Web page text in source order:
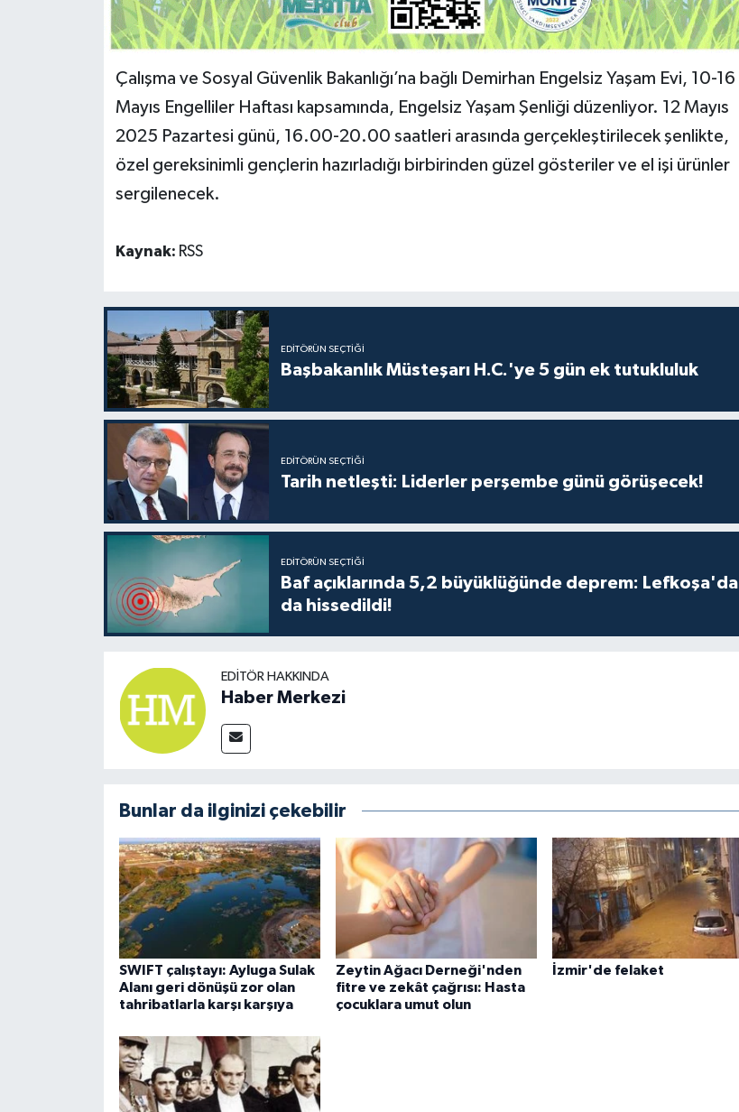
Çalışma ve Sosyal Güvenlik Bakanlığı’na bağlı Demirhan Engelsiz Yaşam Evi, 10-16
Mayıs Engelliler Haftası kapsamında, Engelsiz Yaşam Şenliği düzenliyor. 12 Mayıs
2025 Pazartesi günü, 16.00-20.00 saatleri arasında gerçekleştirilecek şenlikte,
özel gereksinimli gençlerin hazırladığı birbirinden güzel gösteriler ve el işi ürünler
sergilenecek.
Kaynak: RSS
EDITÖRÜN SEÇTIĞI
Başbakanlık Müsteşarı H.C.'ye 5 gün ek tutukluluk
EDITÖRÜN SEÇTIĞI
Tarih netleşti: Liderler perşembe günü görüşecek!
EDITÖRÜN SEÇTIĞI
Baf açıklarında 5,2 büyüklüğünde deprem: Lefkoşa'da
da hissedildi!
EDITÖR HAKKINDA
Haber Merkezi
Bunlar da ilginizi çekebilir
SWIFT çalıştayı: Ayluga Sulak
Alanı geri dönüşü zor olan
tahribatlarla karşı karşıya
Zeytin Ağacı Derneği'nden
fitre ve zekât çağrısı: Hasta
çocuklara umut olun
İzmir'de felaket
MAGAZİN
Nöbetçi Eczaneler
ÖZEL HABER
TEKNOLOJİ
TİCARET